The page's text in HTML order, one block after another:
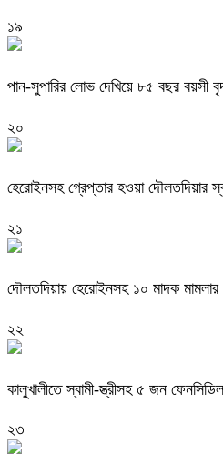
১৯
পান-সুপারির লোভ দেখিয়ে ৮৫ বছর বয়সী
২০
হেরোইনসহ গ্রেপ্তার হওয়া দৌলতদিয়ার
২১
দৌলতদিয়ায় হেরোইনসহ ১০ মাদক
২২
কালুখালীতে স্বামী-স্ত্রীসহ ৫ জন
২৩